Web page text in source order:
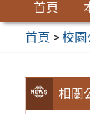
首頁
首頁 >校園
相關